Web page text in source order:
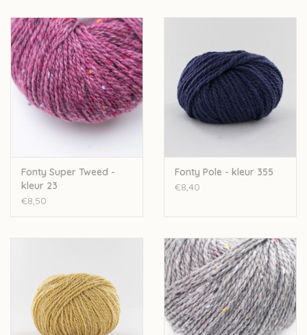
Fonty Super Tweed -
kleur 23
€8,50
Fonty Pole - kleur 355
€8,40